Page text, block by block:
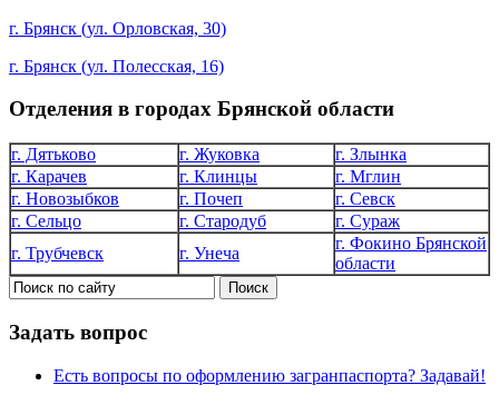
г. Брянск (ул. Орловская, 30)
г. Брянск (ул. Полесская, 16)
Отделения в городах Брянской области
г. Дятьково г. Жуковка
г. Злынка
г. Карачев
г. Клинцы
г. Мглин
г. Новозыбков
г. Почеп
г. Севск
г. Сельцо
г. Стародуб
г. Сураж
г. Трубчевск
г. Унеча
г. Фокино Брянской
области
Задать вопрос
Есть вопросы по оформлению загранпаспорта? Задавай!